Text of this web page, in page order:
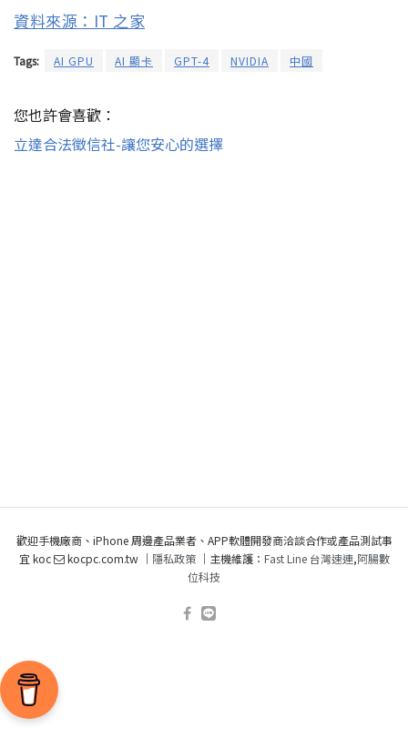
資料來源：IT 之家
Tags: AI GPU AI 顯卡 GPT-4 NVIDIA 中國
您也許會喜歡：
立達合法徵信社-讓您安心的選擇
歡迎手機廠商、iPhone 周邊產品業者、APP軟體開發商洽談合作或產品測試事
宜 koc
kocpc.com.tw ｜ 隱私政策｜主機維護： Fast Line 台灣速連,阿腸數
位科技